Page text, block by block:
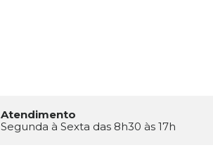
Atendimento
Segunda à Sexta das 8h30 às 17h